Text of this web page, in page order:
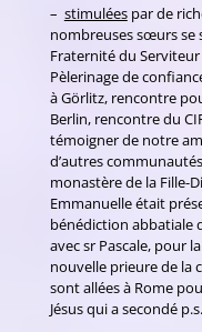
– stimuléespar de
nombreuses sœurs se
Fraternité du
Pèlerinage de
à Görlitz, rencontre
Berlin, rencontre du
témoigner de notre
d’autres
monastère de la Fille-
Emmanuelle était
bénédiction abbatiale
avec sr Pascale, pour
nouvelle prieure de la
sont allées à Rome
Jésus qui a secondé